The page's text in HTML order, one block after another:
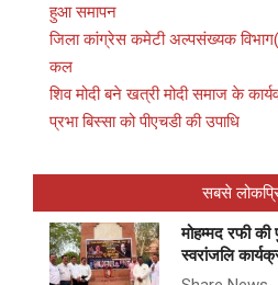
हुआ समापन
जिला कांग्रेस कमेटी अल्पसंख्यक
कल
शिव मोदी बने खत्री मोदी समाज के
प्रभा बिस्सा को पीएचडी की उपाधि
सबसे
मोहम्मद रफी
स्वरांजलि